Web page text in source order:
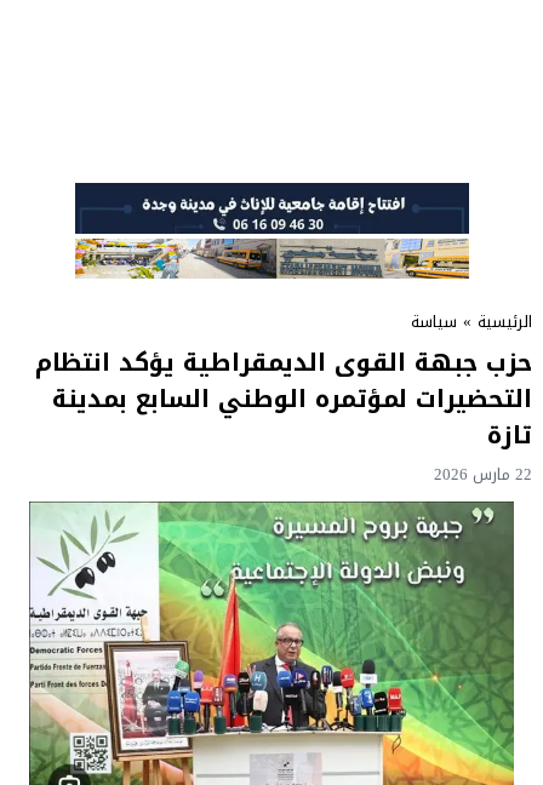
الرئيسية » سياسة
حزب جبهة القوى الديمقراطية يؤكد انتظام
التحضيرات لمؤتمره الوطني السابع بمدينة
تازة
22 مارس 2026